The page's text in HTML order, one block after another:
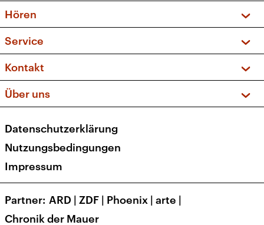
Sendungen und Podcasts
Musikliste
Kakadu – Das Kinderprogramm
Hören
Frequenzen (UKW + DAB+)
Service
FAQ
Apps
Newsletter
Veranstaltungen
Kontakt
Social Media
Über uns
Presse
Karriere
Transparenz
Datenschutzerklärung
Nutzungsbedingungen
Impressum
Partner ARD | ZDF | Phoenix | arte |
Chronik der Mauer